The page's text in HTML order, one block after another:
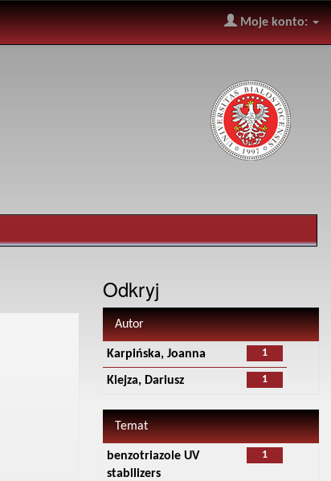
Moje konto:
Odkryj
Autor
1
Karpińska, Joanna
1
Kiejza, Dariusz
Temat
1
benzotriazole UV
stabilizers